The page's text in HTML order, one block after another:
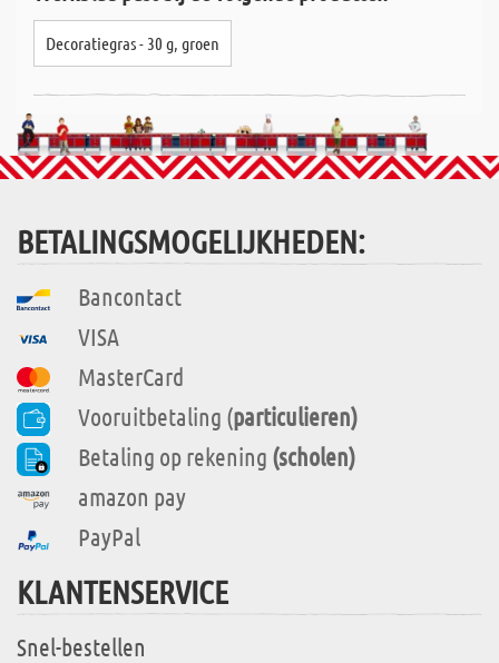
Decoratiegras - 30 g, groen
BETALINGSMOGELIJKHEDEN:
Bancontact
VISA
MasterCard
Vooruitbetaling (particulieren)
Betaling op rekening (scholen)
amazon pay
PayPal
KLANTENSERVICE
Snel-bestellen